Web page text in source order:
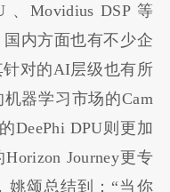
、Movidius DSP 等
内方面也有不少企
对的AI层级也有所
器学习市场的Cam
DeePhi DPU则更加
Journey更专
姚颂总结到：“当你